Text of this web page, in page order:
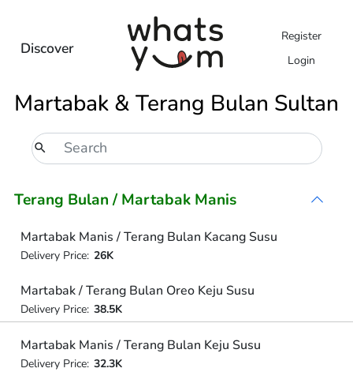
Discover
Register
Login
Martabak & Terang Bulan Sultan
Terang Bulan / Martabak Manis
Martabak Manis / Terang Bulan Kacang Susu
Delivery Price: 26K
Martabak / Terang Bulan Oreo Keju Susu
Delivery Price: 38.5K
Martabak Manis / Terang Bulan Keju Susu
Delivery Price: 32.3K